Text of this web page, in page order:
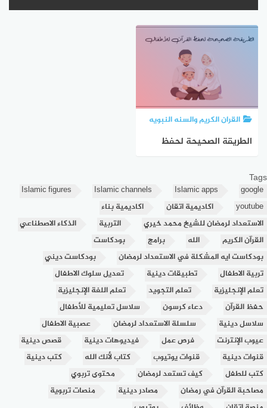
القران الكريم والسنه النبويه
الطريقة الصحيحة لحفظ
لبناء جيل مرتبط بكتاب اللهTags
google
Islamic apps
Islamic channels
Islamic figures
youtube
اكاديمية اتقان
اكاديمية بناء
الاستعداد لرمضان للشيخ محمد خيري
التربية
الذكاء الاصطناعي
القرآن الكريم
الله برامج
بودكاست
بودكاست ايه المشكلة في الاستعداد لرمضان
بودكاست ديني
تربية الاطفال
تطبيقات دينية
تعديل سلوك الاطفال
تعلم الإنجليزية
تعلم التجويد
تعلم اللغة الإنجليزية
حفظ القرآن
دعاء كرسون
سلاسل تعليمية للأطفال
سلاسل دينية
سلسلة الاستعداد لرمضان
عصبية الاطفال
عيوب الإنترنت
فرص عمل فيديوهات دينية
قصص دينية
قنوات دينية
قنوات يوتيوب كتاب لأنك الله
كتب دينية
كتب للطفل
كيف تستعد لرمضان
محتوى تربوي
مصاحبة القرآن في رمضان
مصادر دينية
منصات تربوية